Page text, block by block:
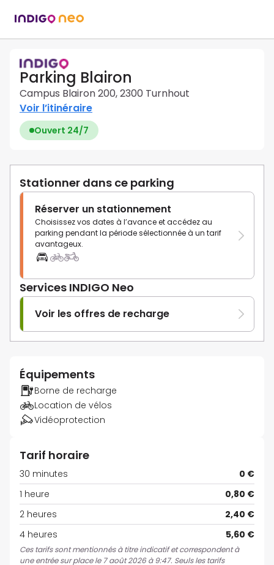
Parking Blairon
Campus Blairon 200, 2300 Turnhout
Voir l’itinéraire
Ouvert 24/7
Stationner dans ce parking
Réserver un stationnement
Choisissez vos dates à l’avance et accédez au
parking pendant la période sélectionnée à un tarif
avantageux.
Services INDIGO Neo
Voir les offres de recharge
Équipements
Borne de recharge
Location de vélos
Vidéoprotection
Tarif horaire
30 minutes
0 €
1 heure
0,80 €
2 heures
2,40 €
4 heures
5,60 €
Ces tarifs sont mentionnés à titre indicatif et correspondent à
une entrée sur place le 7 août 2026 à 9:47. Seuls les tarifs